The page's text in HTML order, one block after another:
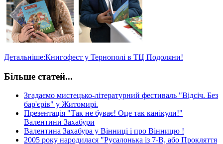
Детальніше:Книгофест у Тернополі в ТЦ Подоляни!
Більше статей...
Згадаємо мистецько-літературний фестиваль "Відсіч. Без
бар'єрів" у Житомирі.
Презентація "Так не буває! Оце так канікули!"
Валентини Захабури
Валентина Захабура у Вінниці і про Вінницю !
2005 року народилася "Русалонька із 7-В, або Прокляття